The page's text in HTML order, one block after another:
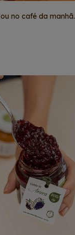
no café da